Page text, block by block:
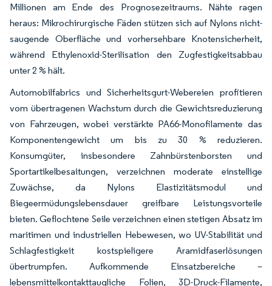
Millionen am Ende des Prognosezeitraums. Nähte ragen
heraus: Mikrochirurgische Fäden stützen sich auf Nylons nicht-
saugende Oberfläche und vorhersehbare Knotensicherheit,
während Ethylenoxid-Sterilisation den Zugfestigkeitsabbau
unter 2 % hält.
Automobilfabrics und Sicherheitsgurt-Webereien profitieren
vom übertragenen Wachstum durch die Gewichtsreduzierung
von Fahrzeugen, wobei verstärkte PA66-Monofilamente das
Komponentengewicht um bis zu 30 % reduzieren.
Konsumgüter, insbesondere Zahnbürstenborsten und
Sportartikelbesaitungen, verzeichnen moderate einstellige
Zuwächse, da Nylons Elastizitätsmodul und
Biegeermüdungslebensdauer greifbare Leistungsvorteile
bieten. Geflochtene Seile verzeichnen einen stetigen Absatz im
maritimen und industriellen Hebewesen, wo UV-Stabilität und
Schlagfestigkeit kostspieligere Aramidfaserlösungen
übertrumpfen. Aufkommende Einsatzbereiche –
lebensmittelkontakttaugliche Folien, 3D-Druck-Filamente,